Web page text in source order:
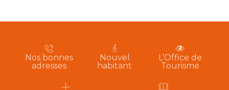
Nos bonnes
adresses
Nouvel
habitant
L’Office de
Tourisme